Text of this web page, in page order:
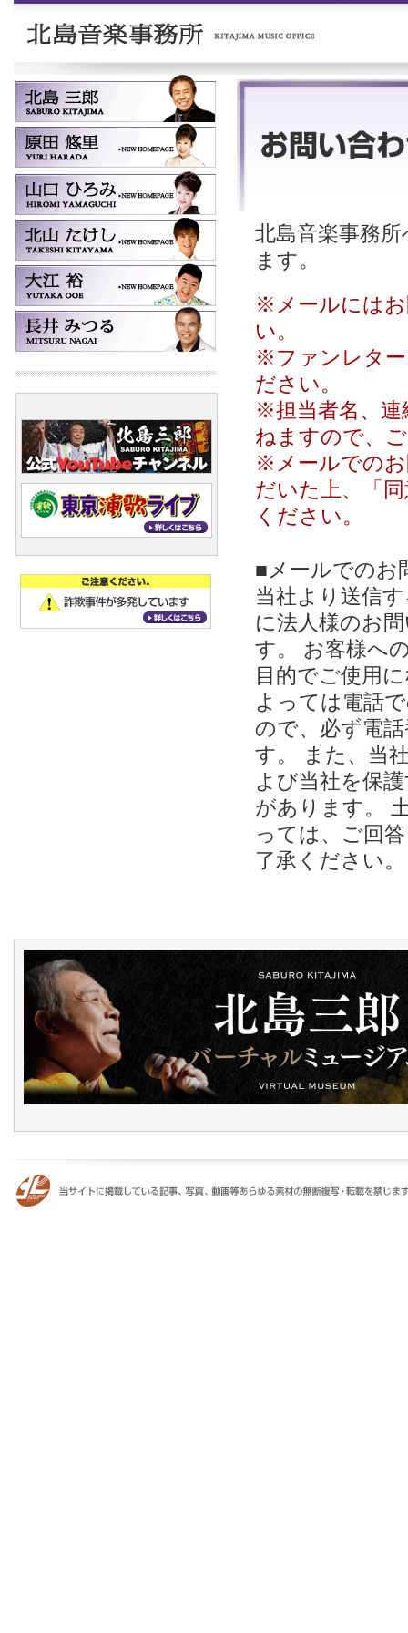
北島音楽事務
ます。
※メールにはお
い。
※ファンレター
ださい。
※担当者名、連
ねますので、
※メールでのお
だいた上、「
ください。
■メールでのお
当社より送信
に法人様のお
す。 お客様へ
目的でご使用
よっては電話
ので、必ず電
す。 また、当
よび当社を保
があります。
っては、ご回
了承ください。